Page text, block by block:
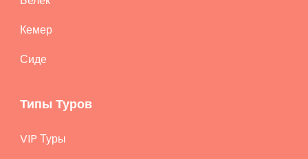
Кемер
Сиде
Типы Туров
VIP Туры